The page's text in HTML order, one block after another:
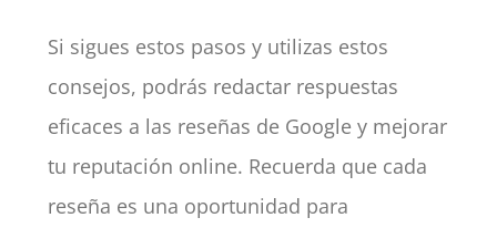
Si sigues estos pasos y utilizas estos
consejos, podrás redactar respuestas
eficaces a las reseñas de Google y mejorar
tu reputación online. Recuerda que cada
reseña es una oportunidad para